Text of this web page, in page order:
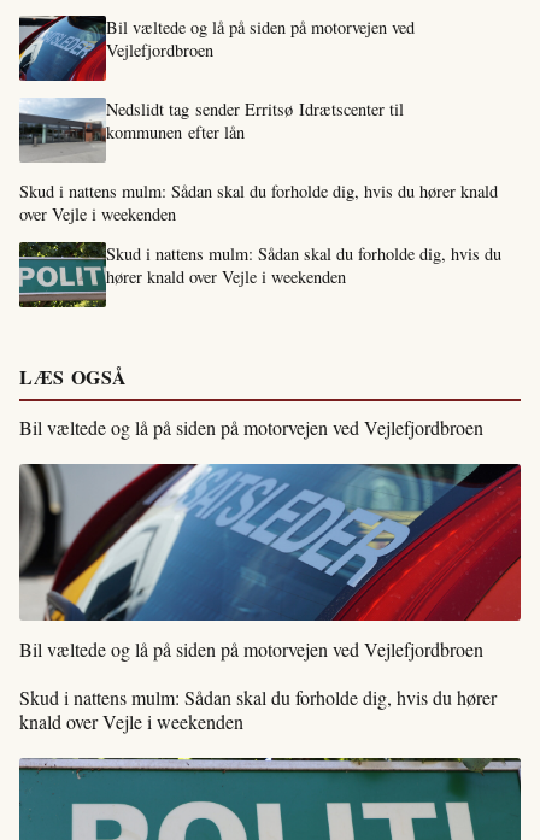
Bil væltede og lå på siden på motorvejen ved
Vejlefjordbroen
Nedslidt tag sender Erritsø Idrætscenter til
kommunen efter lån
Skud i nattens mulm: Sådan skal du forholde dig, hvis du hører knald
over Vejle i weekenden
Skud i nattens mulm: Sådan skal du forholde dig, hvis du
hører knald over Vejle i weekenden
LÆS OGSÅ
Bil væltede og lå på siden på motorvejen ved Vejlefjordbroen
Bil væltede og lå på siden på motorvejen ved Vejlefjordbroen
Skud i nattens mulm: Sådan skal du forholde dig, hvis du hører
knald over Vejle i weekenden